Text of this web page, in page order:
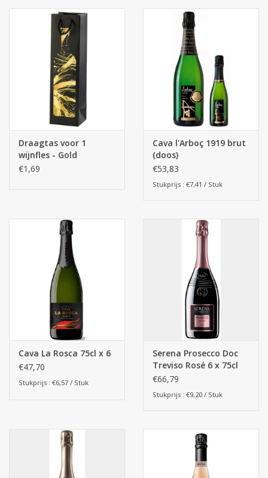
pittige en harmonieuze smaken, uitstekend mooie zuurtegraad.
Vol, fruitig en elegant. Kleur: nuance van groen-geel.
Druivenrassen 30% Macabeo, 40% Xarel-Lo, 30% Parellada.
MVSA cava Brut 75cl is geschikt als aperitief, maar kan ook
geserveerd worden bij lichte maaltijden. Serveertemperatuur:
tussen 5°C en 6°C
Alaerts is sinds 1995 dè specialist in betaalbare wijn, bekend
voor zijn prijs / kwaliteit, wijn waar u of uw klant tevreden over
kunnen zijn. En dit aan de scherpste marktcondities!
Draagtas voor 1
wijnfles - Gold
€1,69
Cava l'Arboç 1919 brut
(doos)
€53,83
Stukprijs : €7,41 / Stuk
Cava La Rosca 75cl x 6
€47,70
Stukprijs : €6,57 / Stuk
Serena Prosecco Doc
Treviso Rosé 6 x 75cl
€66,79
Stukprijs : €9,20 / Stuk